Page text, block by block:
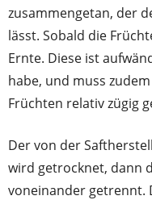
zusammengetan, der
lässt. Sobald die
Ernte. Diese ist
habe, und muss
Früchten relativ zügig
Der von der
wird getrocknet, dann
voneinander getrennt.